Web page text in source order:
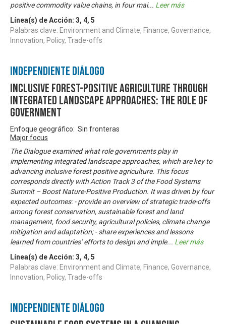
positive commodity value chains, in four mai... Leer más
Línea(s) de Acción: 3, 4, 5
Palabras clave: Environment and Climate, Finance, Governance,
Innovation, Policy, Trade-offs
Independiente Diálogo
Inclusive forest-positive agriculture through
integrated landscape approaches: the role of
government
Enfoque geográfico: Sin fronteras
Major focus
The Dialogue examined what role governments play in
implementing integrated landscape approaches, which are key to
advancing inclusive forest positive agriculture. This focus
corresponds directly with Action Track 3 of the Food Systems
Summit – Boost Nature-Positive Production. It was driven by four
expected outcomes: - provide an overview of strategic trade-offs
among forest conservation, sustainable forest and land
management, food security, agricultural policies, climate change
mitigation and adaptation; - share experiences and lessons
learned from countries’ efforts to design and imple... Leer más
Línea(s) de Acción: 3, 4, 5
Palabras clave: Environment and Climate, Finance, Governance,
Innovation, Policy, Trade-offs
Independiente Diálogo